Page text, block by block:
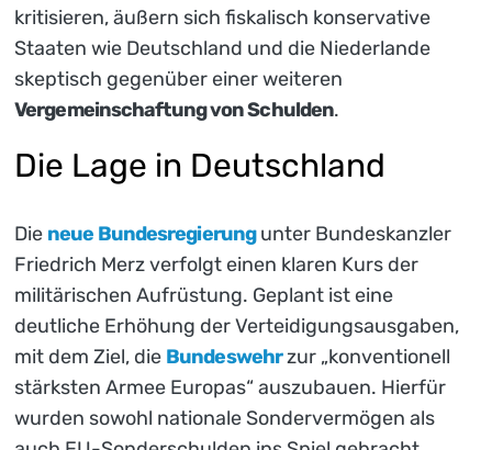
kritisieren, äußern sich fiskalisch konservative
Staaten wie Deutschland und die Niederlande
skeptisch gegenüber einer weiteren
Vergemeinschaftung von Schulden.
Die Lage in Deutschland
Die neue Bundesregierungunter Bundeskanzler
Friedrich Merz verfolgt einen klaren Kurs der
militärischen Aufrüstung. Geplant ist eine
deutliche Erhöhung der Verteidigungsausgaben,
mit dem Ziel, die Bundeswehrzur „konventionell
stärksten Armee Europas“ auszubauen. Hierfür
wurden sowohl nationale Sondervermögen als